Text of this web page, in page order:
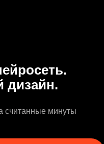
дизайн.
считанные минуты